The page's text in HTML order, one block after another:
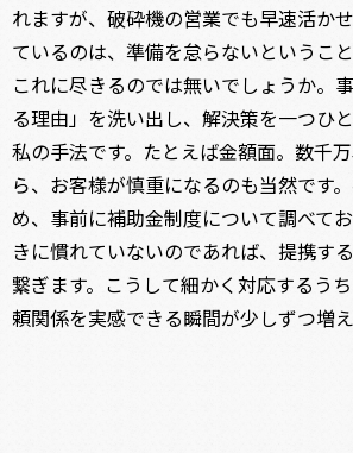
れますが、破砕機の営業でも早速活か
ているのは、準備を怠らないというこ
これに尽きるのでは無いでしょうか。
る理由」を洗い出し、解決策を一つひ
私の手法です。たとえば金額面。数千
ら、お客様が慎重になるのも当然です
め、事前に補助金制度について調べて
きに慣れていないのであれば、提携す
繋ぎます。こうして細かく対応するう
頼関係を実感できる瞬間が少しずつ増え